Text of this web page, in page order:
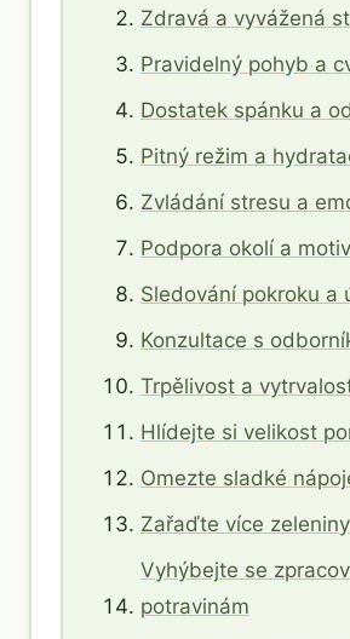
Zdravá a vyvážená
Pravidelný pohyb a
Dostatek spánku a
Pitný režim a
Zvládání stresu a
Podpora okolí a
Sledování pokroku a
Konzultace s
Trpělivost a
Hlídejte si velikost
Omezte sladké
Zařaďte více zeleniny
Vyhýbejte se
potravinám